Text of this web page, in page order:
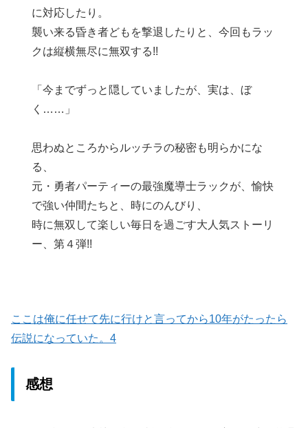
に対応したり。
襲い来る昏き者どもを撃退したりと、今回もラッ
クは縦横無尽に無双する!!
「今までずっと隠していましたが、実は、ぼ
く……」
思わぬところからルッチラの秘密も明らかにな
る、
元・勇者パーティーの最強魔導士ラックが、愉快
で強い仲間たちと、時にのんびり、
時に無双して楽しい毎日を過ごす大人気ストーリ
ー、第４弾!!
ここは俺に任せて先に行けと言ってから10年がたったら
伝説になっていた。4
感想